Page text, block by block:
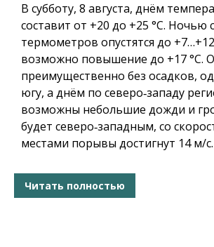
В субботу, 8 августа, днём
составит от +20 до +25 °C. Ночью
термометров опустятся до
возможно повышение до +17 °C.
преимущественно без осадков,
югу, а днём по северо‑западу
возможны небольшие дожди и
будет северо‑западным, со
местами порывы достигнут 14 м/с.
Читать полностью